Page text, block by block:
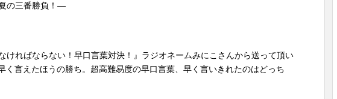
の三番勝負！―
ければならない！早口言葉対決！』ラジオネームみにこさんから送って頂い
言えたほうの勝ち。超高難易度の早口言葉、早く言いきれたのはどっち